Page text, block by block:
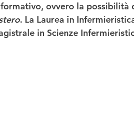
ovvero la possibilità
. La Laurea in
in Scienze